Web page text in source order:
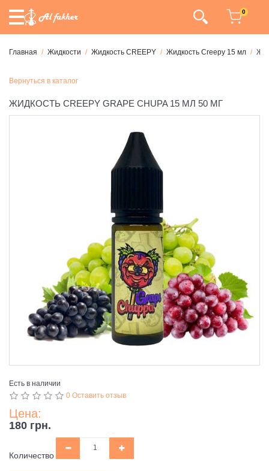
0
Главная Жидкости Жидкость CREEPY Жидкость Creepy 15 мл
Вернуться в каталог
ЖИДКОСТЬ CREEPY GRAPE CHUPA 15 МЛ 50 МГ
Есть в наличии
0 Оставить отзыв
Цена:
180 грн.
Количество